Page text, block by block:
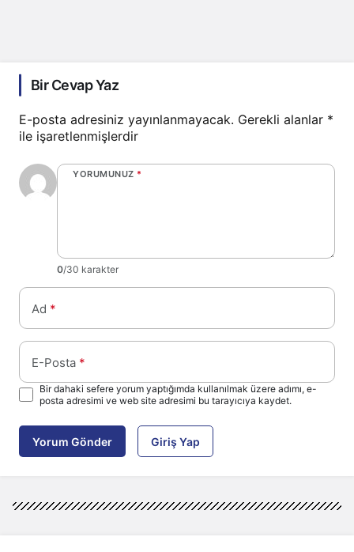
Bir Cevap Yaz
E-posta adresiniz yayınlanmayacak. Gerekli alanlar *
ile işaretlenmişlerdir
YORUMUNUZ *
0/30 karakter
Ad *
E-Posta *
Bir dahaki sefere yorum yaptığımda kullanılmak üzere adımı, e-
posta adresimi ve web site adresimi bu tarayıcıya kaydet.
Yorum Gönder Giriş Yap